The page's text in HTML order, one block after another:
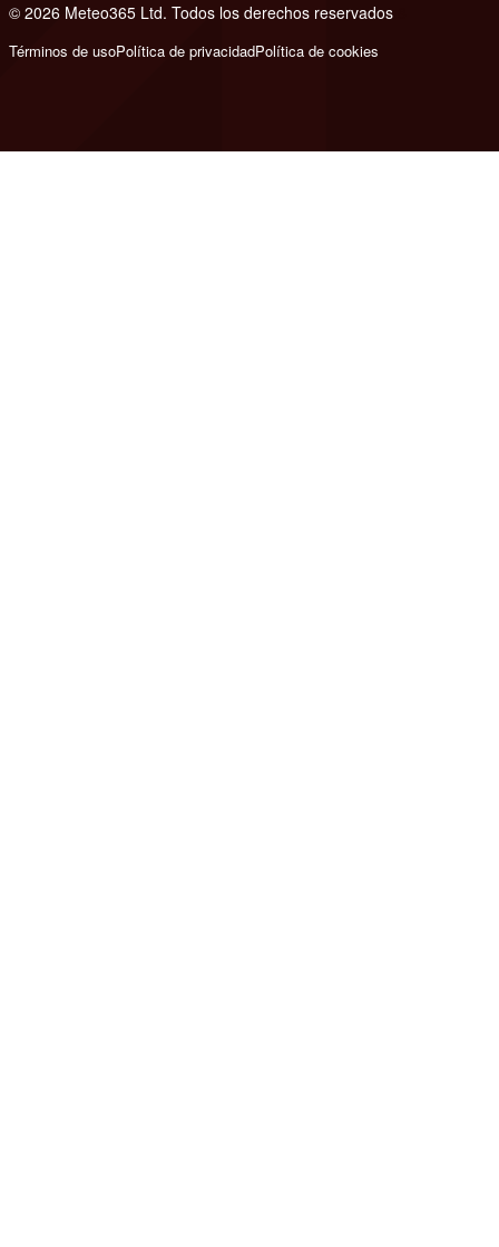
© 2026 Meteo365 Ltd. Todos los derechos reservados
Términos de usoPolítica de privacidadPolítica de cookies